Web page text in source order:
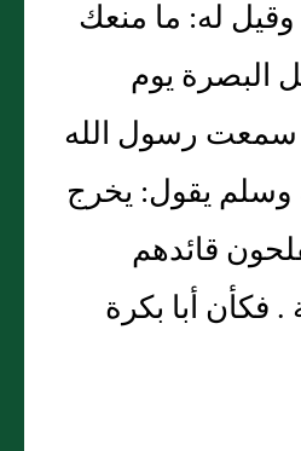
له: ما منعك
البصرة يوم
سمعت رسول الله
وسلم يقول: يخرج
قائدهم
فكأن أبا بكرة